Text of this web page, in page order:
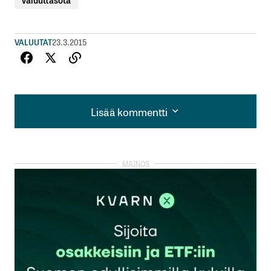
VALUUTAT23.3.2015
Lisää kommentti
Lisää kommentti
kirjautua
rekisteröityä